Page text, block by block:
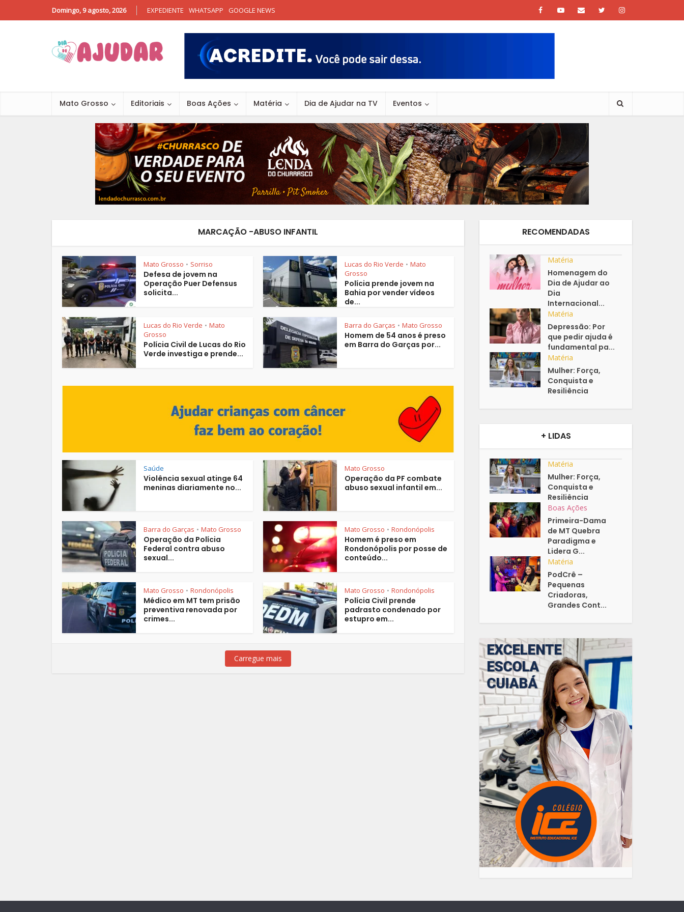
Domingo, 9 agosto, 2026 EXPEDIENTE WHATSAPP GOOGLE NEWS
Mato Grosso Editoriais Boas Ações Matéria Dia de Ajudar na TV Eventos
MARCAÇÃO -ABUSO INFANTIL
Mato Grosso • Sorriso
Defesa de jovem na
Operação Puer Defensus
solicita...
Lucas do Rio Verde • Mato
Grosso
Polícia prende jovem na
Bahia por vender vídeos
de...
Lucas do Rio Verde • Mato
Grosso
Polícia Civil de Lucas do Rio
Verde investiga e prende...
Barra do Garças • Mato Grosso
Homem de 54 anos é preso
em Barra do Garças por...
Saúde
Violência sexual atinge 64
meninas diariamente no...
Mato Grosso
Operação da PF combate
abuso sexual infantil em...
Barra do Garças • Mato Grosso
Operação da Polícia
Federal contra abuso
sexual...
Mato Grosso • Rondonópolis
Homem é preso em
Rondonópolis por posse de
conteúdo...
Mato Grosso • Rondonópolis
Médico em MT tem prisão
preventiva renovada por
crimes...
Mato Grosso • Rondonópolis
Polícia Civil prende
padrasto condenado por
estupro em...
Carregue mais
RECOMENDADAS
Matéria
Homenagem do
Dia de Ajudar ao
Dia
Internacional...
Matéria
Depressão: Por
que pedir ajuda é
fundamental pa...
Matéria
Mulher: Força,
Conquista e
Resiliência
+ LIDAS
Matéria
Mulher: Força,
Conquista e
Resiliência
Boas Ações
Primeira-Dama
de MT Quebra
Paradigma e
Lidera G...
Matéria
PodCrê –
Pequenas
Criadoras,
Grandes Cont...